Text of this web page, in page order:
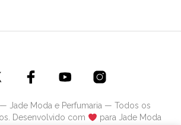
Jade Moda e Perfumaria — Todos os
Desenvolvido com
para Jade Moda